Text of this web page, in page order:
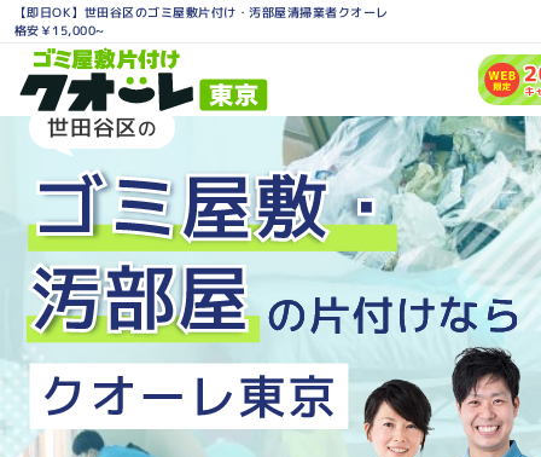
【即日OK】世田谷区のゴミ屋敷片付け・汚部屋清掃業者クオーレ
格安￥15,000~
世田谷区の